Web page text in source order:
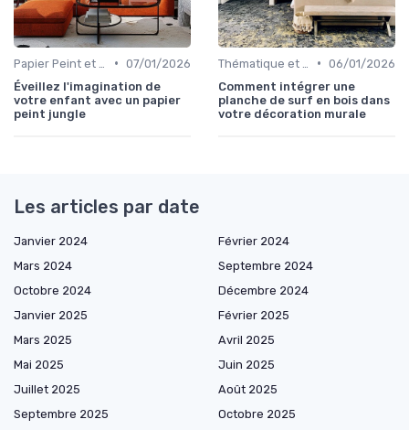
• 07/01/2026
Éveillez l'imagination de
votre enfant avec un papier
peint jungle
• 06/01/2026
Comment intégrer une
planche de surf en bois dans
votre décoration murale
Les articles par date
Janvier 2024
Février 2024
Mars 2024
Septembre 2024
Octobre 2024
Décembre 2024
Janvier 2025
Février 2025
Mars 2025
Avril 2025
Mai 2025
Juin 2025
Juillet 2025
Août 2025
Septembre 2025
Octobre 2025